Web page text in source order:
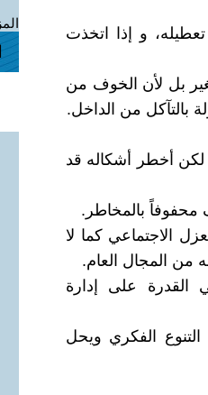
و إذا اتخذت
بل لأن الخوف من
بالتآكل من الداخل.
أخطر أشكاله قد
محفوفاً بالمخاطر.
الاجتماعي كما لا
من المجال العام.
القدرة على إدارة
الفكري ويحل